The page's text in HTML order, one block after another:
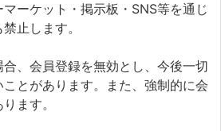
ーケット・掲示板・SNS等を通じ
止します。
、会員登録を無効とし、今後一切
とがあります。また、強制的に会
ます。